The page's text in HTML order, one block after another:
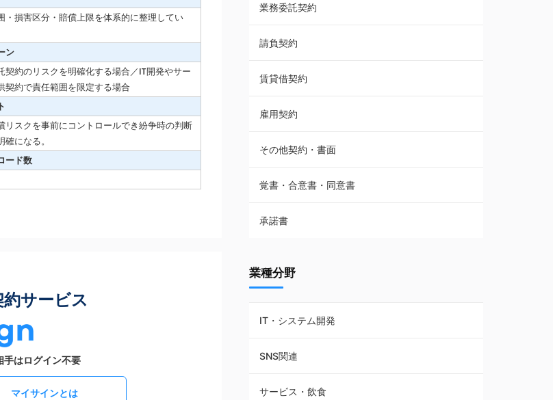
・損害区分・賠償上限を体系的に整理してい
ン
契約のリスクを明確化する場合／IT開発やサー
契約で責任範囲を限定する場合
リスクを事前にコントロールでき紛争時の判断
確になる。
ード数
サービス
手はログイン不要
マイサインとは
雇用契約
その他契約・書面
売買契約
株主総会議事録・関連書類
請負契約
フランチャイズ契約
賃貸借契約
業務委託契約
請負契約
賃貸借契約
雇用契約
その他契約・書面
覚書・合意書・同意書
承諾書
業種分野
IT・システム開発
SNS関連
サービス・飲食